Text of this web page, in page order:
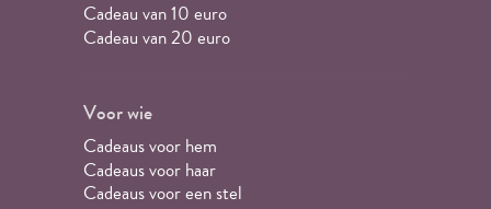
Cadeau van 10 euro
Cadeau van 20 euro
Voor wie
Cadeaus voor hem
Cadeaus voor haar
Cadeaus voor een stel